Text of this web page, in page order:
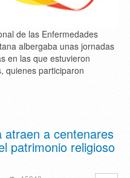
de las Enfermedades
albergaba unas jornadas
en las que estuvieron
quienes participaron
atraen a centenares
patrimonio religioso